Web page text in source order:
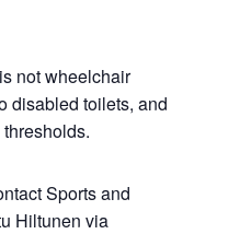
not wheelchair
disabled toilets, and
Sports and
Hiltunen via